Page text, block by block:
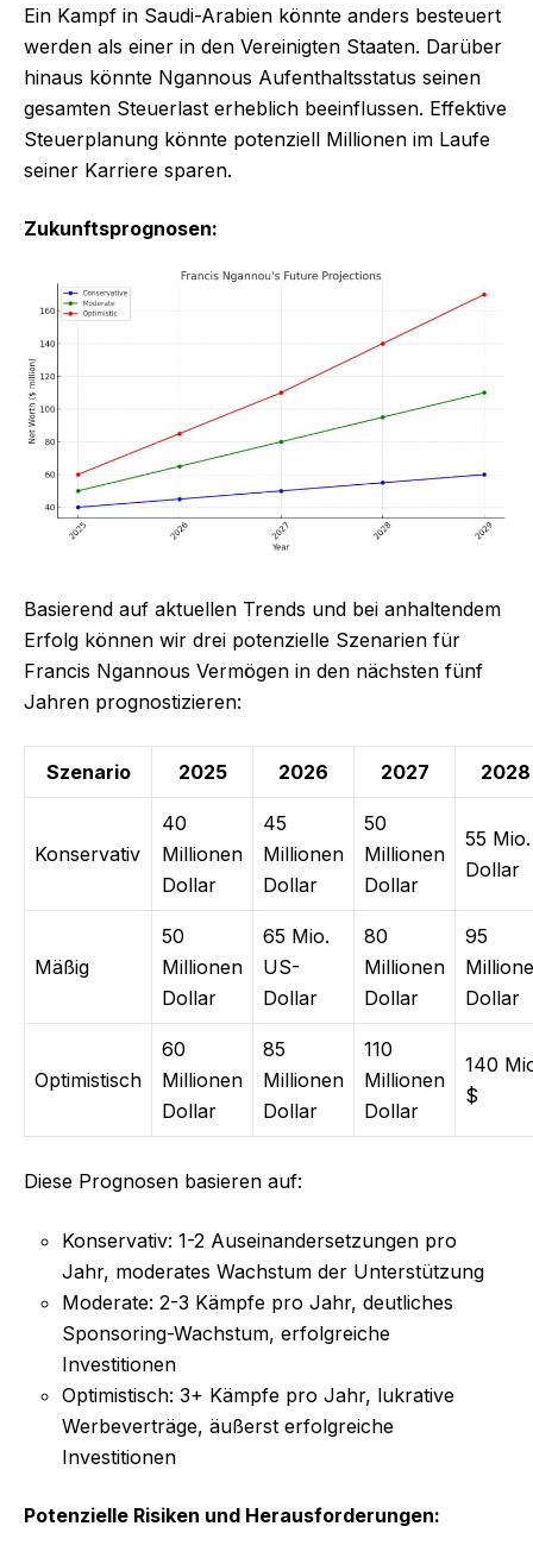
Ein Kampf in Saudi-Arabien könnte anders besteuert
werden als einer in den Vereinigten Staaten. Darüber
hinaus könnte Ngannous Aufenthaltsstatus seinen
gesamten Steuerlast erheblich beeinflussen. Effektive
Steuerplanung könnte potenziell Millionen im Laufe
seiner Karriere sparen.
Zukunftsprognosen:
Basierend auf aktuellen Trends und bei anhaltendem
Erfolg können wir drei potenzielle Szenarien für
Francis Ngannous Vermögen in den nächsten fünf
Jahren prognostizieren:
Szenario 2025 2026 2027 2028
Konservativ
40
Millionen
Dollar
45
Millionen
Dollar
50
Millionen
Dollar
55 Mio.
Dollar
Mäßig
50
Millionen
Dollar
65 Mio.
US-
Dollar
80
Millionen
Dollar
95
Dollar
Optimistisch
60
Millionen
Dollar
85
Millionen
Dollar
110
Millionen
Dollar
140
$
Diese Prognosen basieren auf:
Konservativ: 1-2 Auseinandersetzungen pro
Jahr, moderates Wachstum der Unterstützung
Moderate: 2-3 Kämpfe pro Jahr, deutliches
Sponsoring-Wachstum, erfolgreiche
Investitionen
Optimistisch: 3+ Kämpfe pro Jahr, lukrative
Werbeverträge, äußerst erfolgreiche
Investitionen
Potenzielle Risiken und Herausforderungen: